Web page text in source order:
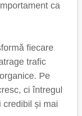
ca
fiecare
trafic
Pe
ci întregul
credibil și mai